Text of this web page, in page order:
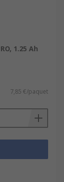
1.25 Ah
7,85 €/paquet